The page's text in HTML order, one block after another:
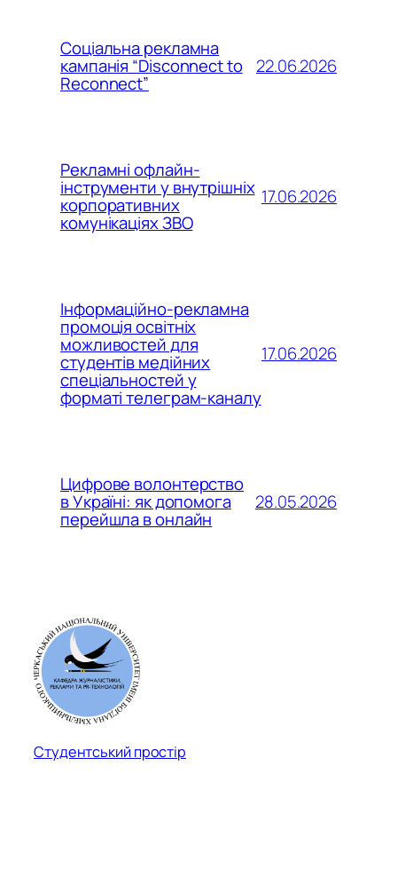
Соціальна рекламна
кампанія “Disconnect to
Reconnect”
22.06.2026
Рекламні офлайн-
інструменти у внутрішніх
корпоративних
комунікаціях ЗВО
17.06.2026
Інформаційно-рекламна
промоція освітніх
можливостей для
студентів медійних
спеціальностей у
форматі телеграм-каналу
17.06.2026
Цифрове волонтерство
в Україні: як допомога
перейшла в онлайн
28.05.2026
Студентський простір